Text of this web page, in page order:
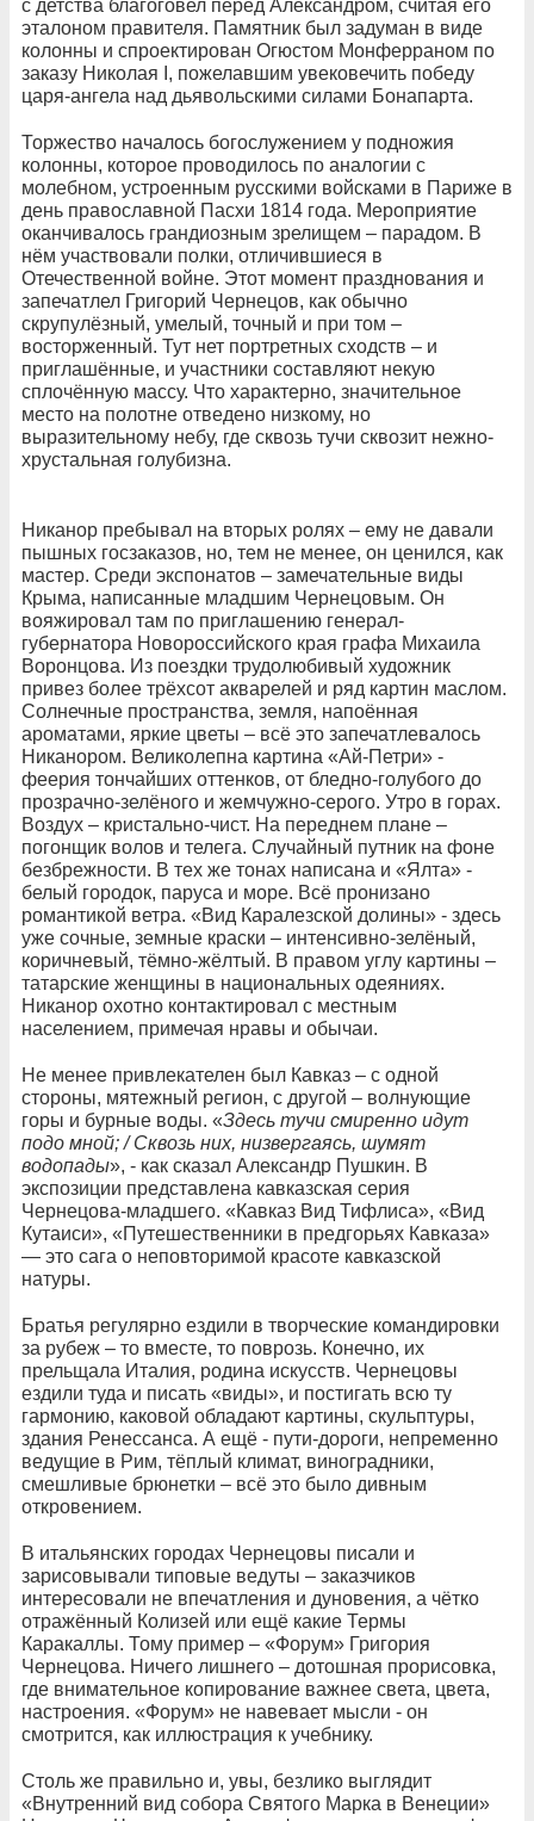
с детства благоговел перед Александром, считая его
эталоном правителя. Памятник был задуман в виде
колонны и спроектирован Огюстом Монферраном по
заказу Николая I, пожелавшим увековечить победу
царя-ангела над дьявольскими силами Бонапарта.
Торжество началось богослужением у подножия
колонны, которое проводилось по аналогии с
молебном, устроенным русскими войсками в Париже в
день православной Пасхи 1814 года. Мероприятие
оканчивалось грандиозным зрелищем – парадом. В
нём участвовали полки, отличившиеся в
Отечественной войне. Этот момент празднования и
запечатлел Григорий Чернецов, как обычно
скрупулёзный, умелый, точный и при том –
восторженный. Тут нет портретных сходств – и
приглашённые, и участники составляют некую
сплочённую массу. Что характерно, значительное
место на полотне отведено низкому, но
выразительному небу, где сквозь тучи сквозит нежно-
хрустальная голубизна.
Никанор пребывал на вторых ролях – ему не давали
пышных госзаказов, но, тем не менее, он ценился, как
мастер. Среди экспонатов – замечательные виды
Крыма, написанные младшим Чернецовым. Он
вояжировал там по приглашению генерал-
губернатора Новороссийского края графа Михаила
Воронцова. Из поездки трудолюбивый художник
привез более трёхсот акварелей и ряд картин маслом.
Солнечные пространства, земля, напоённая
ароматами, яркие цветы – всё это запечатлевалось
Никанором. Великолепна картина «Ай-Петри» -
феерия тончайших оттенков, от бледно-голубого до
прозрачно-зелёного и жемчужно-серого. Утро в горах.
Воздух – кристально-чист. На переднем плане –
погонщик волов и телега. Случайный путник на фоне
безбрежности. В тех же тонах написана и «Ялта» -
белый городок, паруса и море. Всё пронизано
романтикой ветра. «Вид Каралезской долины» - здесь
уже сочные, земные краски – интенсивно-зелёный,
коричневый, тёмно-жёлтый. В правом углу картины –
татарские женщины в национальных одеяниях.
Никанор охотно контактировал с местным
населением, примечая нравы и обычаи.
Не менее привлекателен был Кавказ – с одной
стороны, мятежный регион, с другой – волнующие
горы и бурные воды. «Здесь тучи смиренно идут
подо мной; / Сквозь них, низвергаясь, шумят
водопады», - как сказал Александр Пушкин. В
экспозиции представлена кавказская серия
Чернецова-младшего. «Кавказ Вид Тифлиса», «Вид
Кутаиси», «Путешественники в предгорьях Кавказа»
— это сага о неповторимой красоте кавказской
натуры.
Братья регулярно ездили в творческие командировки
за рубеж – то вместе, то поврозь. Конечно, их
прельщала Италия, родина искусств. Чернецовы
ездили туда и писать «виды», и постигать всю ту
гармонию, каковой обладают картины, скульптуры,
здания Ренессанса. А ещё - пути-дороги, непременно
ведущие в Рим, тёплый климат, виноградники,
смешливые брюнетки – всё это было дивным
откровением.
В итальянских городах Чернецовы писали и
зарисовывали типовые ведуты – заказчиков
интересовали не впечатления и дуновения, а чётко
отражённый Колизей или ещё какие Термы
Каракаллы. Тому пример – «Форум» Григория
Чернецова. Ничего лишнего – дотошная прорисовка,
где внимательное копирование важнее света, цвета,
настроения. «Форум» не навевает мысли - он
смотрится, как иллюстрация к учебнику.
Столь же правильно и, увы, безлико выглядит
«Внутренний вид собора Святого Марка в Венеции»